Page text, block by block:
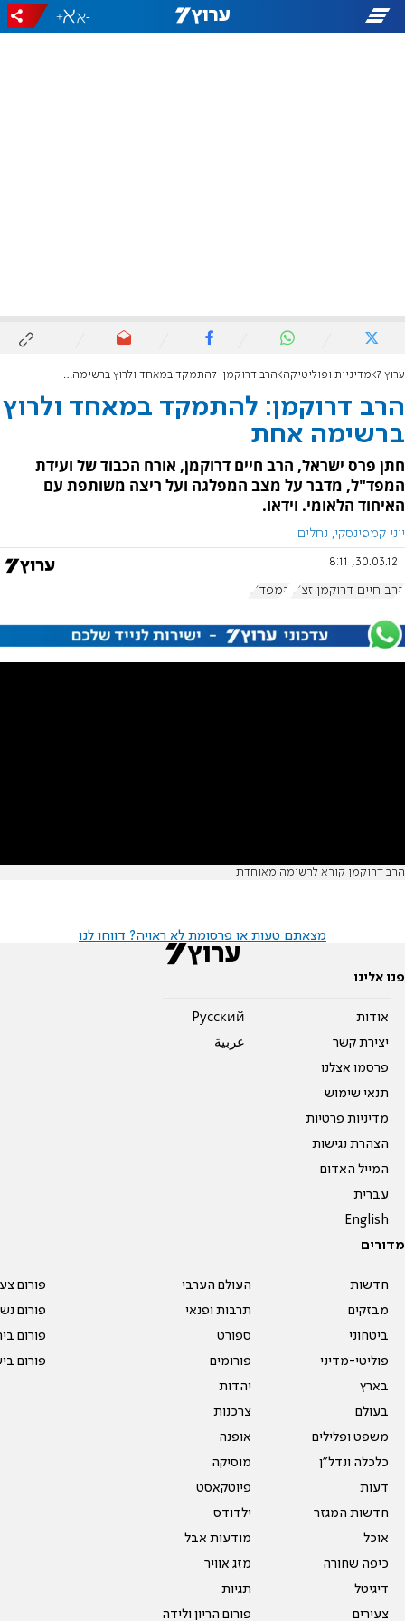
-
+
ערוץ 7 מדיניות ופוליטיקה הרב דרוקמן: להתמקד במאחד ולרוץ ברשימה אחת
הרב דרוקמן: להתמקד במאחד ולרוץ
ברשימה אחת
חתן פרס ישראל, הרב חיים דרוקמן, אורח הכבוד של ועידת
המפד"ל, מדבר על מצב המפלגה ועל ריצה משותפת עם
האיחוד הלאומי. וידאו.
יוני קמפינסקי, נחלים
30.03.12, 8:11
הרב חיים דרוקמן זצ"ל המפד"ל
הרב דרוקמן קורא לרשימה מאוחדת
מצאתם טעות או פרסומת לא ראויה? דווחו לנו
פנו אלינו
אודות
יצירת קשר
פרסמו אצלנו
תנאי שימוש
מדיניות פרטיות
הצהרת נגישות
המייל האדום
עברית
English
Pусский
عربية
מדורים
חדשות
מבזקים
ביטחוני
פוליטי-מדיני
בארץ
בעולם
משפט ופלילים
כלכלה ונדל"ן
דעות
חדשות המגזר
אוכל
כיפה שחורה
דיגיטל
צעירים
העולם הערבי
תרבות ופנאי
ספורט
פורומים
יהדות
צרכנות
אופנה
מוסיקה
פיוטקאסט
ילדודס
מודעות אבל
מזג אוויר
תגיות
פורום הריון ולידה
פורום
פורום
פורום
פורום